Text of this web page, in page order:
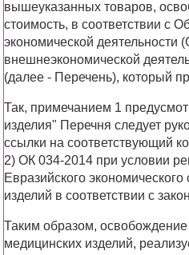
вышеуказанных товаров,
стоимость, в соответствии с
экономической
внешнеэкономической
(далее - Перечень), который
Так, примечанием 1
изделия" Перечня следует
ссылки на соответствующий
2) ОК 034-2014 при условии
Евразийского
изделий в соответствии с
Таким образом,
медицинских изделий,